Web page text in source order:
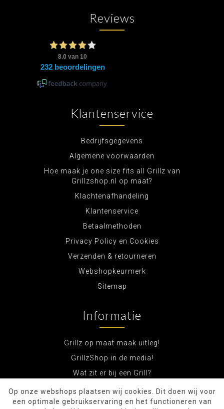
Reviews
Klantenservice
Bedrijfsgegevens
Algemene voorwaarden
Hoe maak je one size fits all Grillz van
Grillzshop.nl op maat?
Klachtenafhandeling
Klantenservice
Betaalmethoden
Privacy Policy en Cookies
Verzenden & retourneren
Webshopkeurmerk
Sitemap
Informatie
Grillz op maat maak uitleg!
GrillzShop in de media!
Wat zit er bij een Grill?
Op onze webshops plaatsen wij cookies. Dit doen wij voor
een optimale gebruikservaring en het functioneren van